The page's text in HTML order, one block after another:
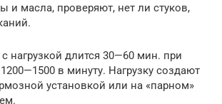
и масла, проверяют, нет ли стуков,
с нагрузкой длится 30—60 мин. при
в минуту. Нагрузку создают
установкой или на «парном»